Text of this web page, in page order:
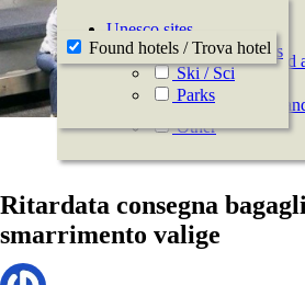
Ritardata consegna
smarrimento valige
Archeology
Ethnography and
Arts
Natural history
Other
Unesco sites
Offerte / Offers
Ski / Sci
Parks
Found hotels / Trova hotel